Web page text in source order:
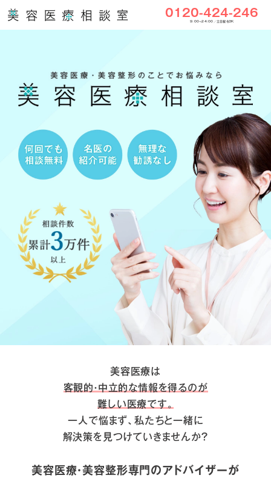
0120-424-246
9:00〜24:00／土日祝もOK
美容医療は
客観的・中立的な情報を得るのが
難しい医療です。
一人で悩まず、私たちと一緒に
解決策を見つけていきませんか？
美容医療・美容整形専門のアドバイザーが